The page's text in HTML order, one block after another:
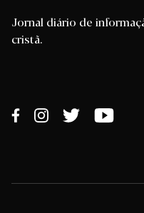
Jornal diário de
cristã.